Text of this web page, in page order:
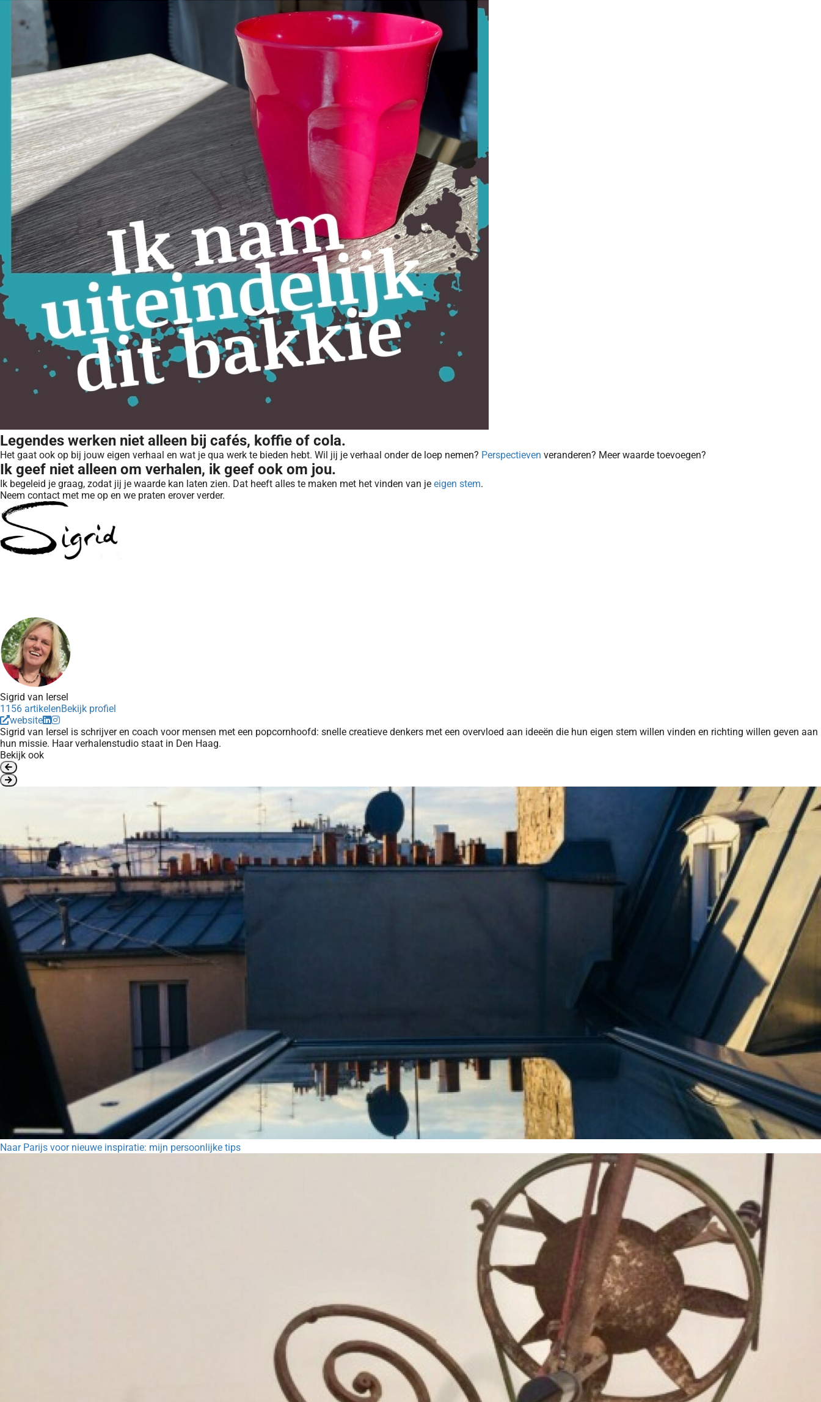
Legendes werken niet alleen bij cafés, koffie of cola.
Het gaat ook op bij jouw eigen verhaal en wat je qua werk te bieden hebt. Wil jij je verhaal onder de loep nemen? Perspectieven veranderen? Meer waarde toevoegen?
Ik geef niet alleen om verhalen, ik geef ook om jou.
Ik begeleid je graag, zodat jij je waarde kan laten zien. Dat heeft alles te maken met het vinden van je eigen stem.
Neem contact met me op en we praten erover verder.
Sigrid van Iersel
1156 artikelenBekijk profiel
website
Sigrid van Iersel is schrijver en coach voor mensen met een popcornhoofd: snelle creatieve denkers met een overvloed aan ideeën die hun eigen stem willen vinden en richting willen geven aan
hun missie. Haar verhalenstudio staat in Den Haag.
Bekijk ook
Naar Parijs voor nieuwe inspiratie: mijn persoonlijke tips